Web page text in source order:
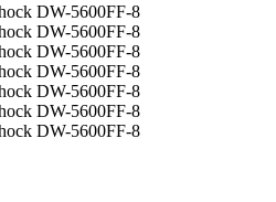
DW-5600FF-8
DW-5600FF-8
DW-5600FF-8
DW-5600FF-8
DW-5600FF-8
DW-5600FF-8
DW-5600FF-8